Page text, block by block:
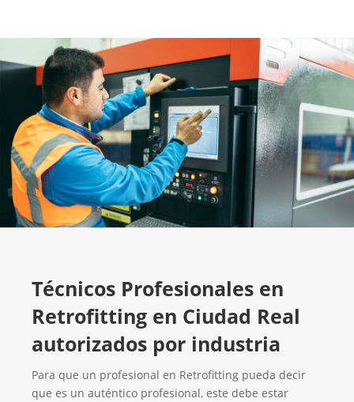
Técnicos Profesionales en
Retrofitting en Ciudad Real
autorizados por industria
Para que un profesional en Retrofitting pueda decir
que es un auténtico profesional, este debe estar